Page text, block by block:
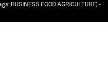
BUSINESS FOOD AGRICULTURE) -